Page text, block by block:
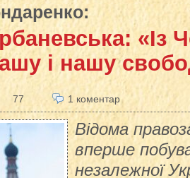
:
і нашу
77 1 коментар
Відома
вперше
незалежної